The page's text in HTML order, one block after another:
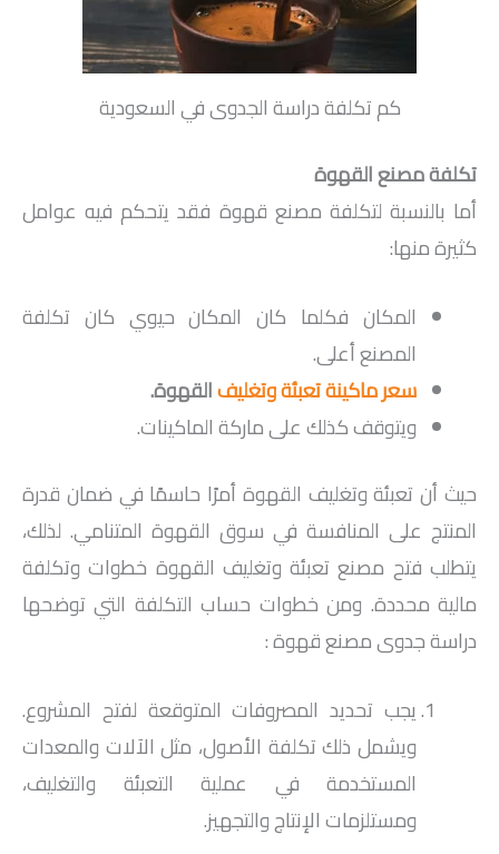
كم تكلفة دراسة الجدوى في السعودية
تكلفة مصنع القهوة
أما بالنسبة لتكلفة مصنع قهوة فقد يتحكم فيه عوامل
كثيرة منها:
المكان فكلما كان المكان حيوي كان تكلفة
المصنع أعلى.
سعر ماكينة تعبئة وتغليفالقهوة.
ويتوقف كذلك على ماركة الماكينات.
حيث أن تعبئة وتغليف القهوة أمرًا حاسمًا في ضمان قدرة
المنتج على المنافسة في سوق القهوة المتنامي. لذلك،
يتطلب فتح مصنع تعبئة وتغليف القهوة خطوات وتكلفة
مالية محددة. ومن خطوات حساب التكلفة التي توضحها
دراسة جدوى مصنع قهوة :
يجب تحديد المصروفات المتوقعة لفتح المشروع.
ويشمل ذلك تكلفة الأصول، مثل الآلات والمعدات
المستخدمة في عملية التعبئة والتغليف،
ومستلزمات الإنتاج والتجهيز.